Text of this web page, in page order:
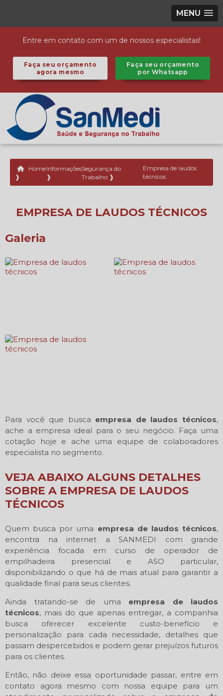
MENU
Entre em contato com um de nossos especialistas!
Faça seu orçamento
agora mesmo
Faça seu orçamento
por Whatsapp
Home
❱
Informações
❱
Segurança do
Trabalho ❱
Empresa de laudos
técnicos
EMPRESA DE LAUDOS TÉCNICOS
Galeria
Para você que busca empresa de laudos técnicos,
ache a empresa ideal para o seu negócio. Faça uma
cotação hoje e ache uma equipe de colaboradores
especialista no segmento.
VEJA ABAIXO ALGUNS DETALHES
SOBRE A EMPRESA DE LAUDOS
TÉCNICOS
Quem busca por uma empresa de laudos técnicos,
encontra na internet a SANMEDI com grande
experiência focada em curso de operador de
empilhadeira presencial e ASO particular,
disponibilizando o que há de mais atual para garantir a
qualidade final para seus clientes.
Ainda tratando-se de uma empresa de laudos
técnicos, mais do que apenas entregar, a companhia
busca oferecer excelente custo-benefício e
personalização para cada necessidade, detalhes que
passam despercebidos e podem gerar prejuízos futuros
para os clientes.
Então, não deixe essa oportunidade passar, entre em
contato agora mesmo com nossa equipe para um